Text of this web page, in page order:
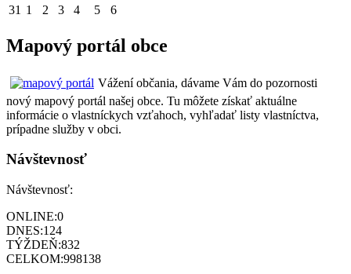
31 1 2 3 4 5 6
Mapový portál obce
Vážení občania, dávame Vám do pozornosti
nový mapový portál našej obce. Tu môžete získať aktuálne
informácie o vlastníckych vzťahoch, vyhľadať listy vlastníctva,
prípadne služby v obci.
Návštevnosť
Návštevnosť:
ONLINE:0
DNES:124
TÝŽDEŇ:832
CELKOM:998138